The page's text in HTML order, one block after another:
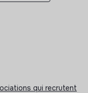
qui recrutent